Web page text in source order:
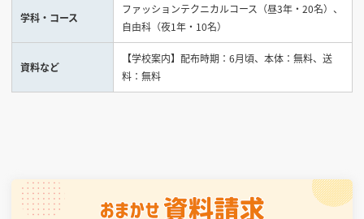
見学会WEB手引書
校内オンラインガイダンス
アンケートフォーム（学校用）
学科・コース
ファッションテクニカルコース（昼3年・20名）、
自由科（夜1年・10名）
資料など
【学校案内】配布時期：6月頃、本体：無料、送
料：無料